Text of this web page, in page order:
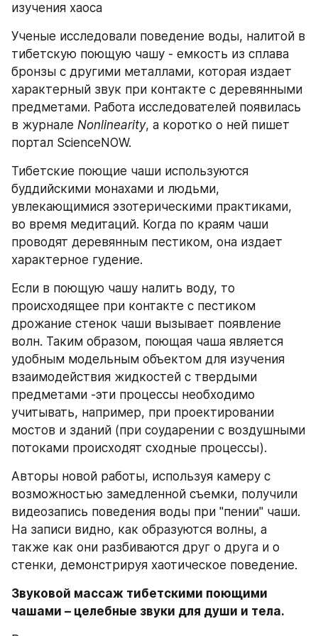
изучения хаоса
Ученые исследовали поведение воды, налитой в
тибетскую поющую чашу - емкость из сплава
бронзы с другими металлами, которая издает
характерный звук при контакте с деревянными
предметами. Работа исследователей появилась
в журнале Nonlinearity, а коротко о ней пишет
портал ScienceNOW.
Тибетские поющие чаши используются
буддийскими монахами и людьми,
увлекающимися эзотерическими практиками,
во время медитаций. Когда по краям чаши
проводят деревянным пестиком, она издает
характерное гудение.
Если в поющую чашу налить воду, то
происходящее при контакте с пестиком
дрожание стенок чаши вызывает появление
волн. Таким образом, поющая чаша является
удобным модельным объектом для изучения
взаимодействия жидкостей с твердыми
предметами -эти процессы необходимо
учитывать, например, при проектировании
мостов и зданий (при соударении с воздушными
потоками происходят сходные процессы).
Авторы новой работы, используя камеру с
возможностью замедленной съемки, получили
видеозапись поведения воды при "пении" чаши.
На записи видно, как образуются волны, а
также как они разбиваются друг о друга и о
стенки, демонстрируя хаотическое поведение.
Звуковой массаж тибетскими поющими
чашами – целебные звуки для души и тела.